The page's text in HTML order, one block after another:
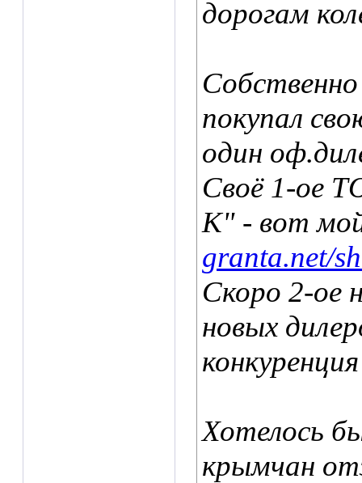
дорогам
Собственно
покупал
один
Своё 1-ое
К" - вот
granta.net/
Скоро 2-ое
новых
Хотелось
крымчан